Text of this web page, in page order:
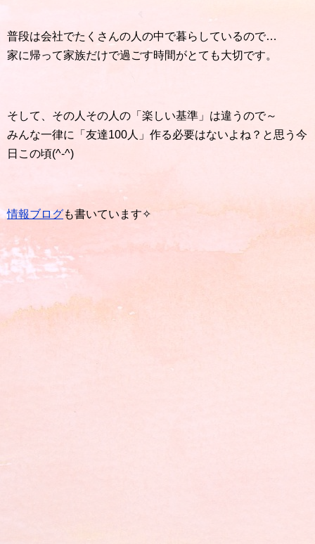
普段は会社でたくさんの人の中で暮らしているので…
家に帰って家族だけで過ごす時間がとても大切です。
そして、その人その人の「楽しい基準」は違うので～
みんな一律に「友達100人」作る必要はないよね？と思う今
日この頃(^-^)
情報ブログも書いています✧